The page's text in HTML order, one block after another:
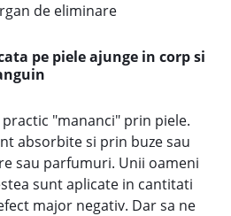
de eliminare
pe piele ajunge in corp si
practic "mananci" prin piele.
absorbite si prin buze sau
sau parfumuri. Unii oameni
sunt aplicate in cantitati
major negativ. Dar sa ne